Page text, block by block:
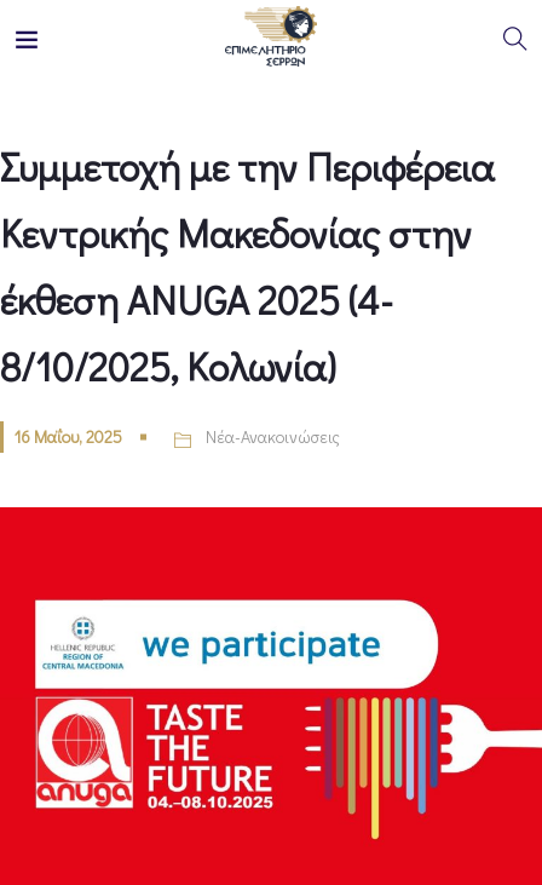
Συμμετοχή με την Περιφέρεια
Κεντρικής Μακεδονίας στην
έκθεση ANUGA 2025 (4-
8/10/2025, Κολωνία)
16 Μαΐου, 2025 Νέα-Ανακοινώσεις